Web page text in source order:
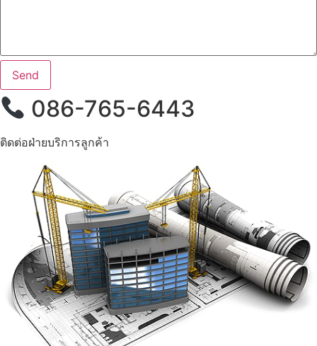
Send
086-765-6443
ติดต่อฝ่ายบริการลูกค้า